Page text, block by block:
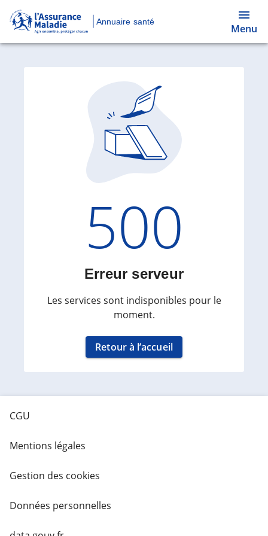
Annuaire santé
Menu
Code
500
Erreur serveur
Les services sont indisponibles pour le
moment.
Retour à l’accueil
CGU
Mentions légales
Gestion des cookies
Données personnelles